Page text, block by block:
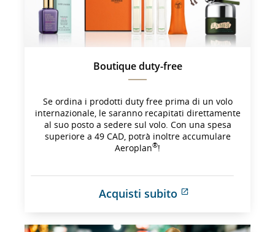
le
linee
guida
lingistiche.
Boutique duty-free
Se ordina i prodotti duty free prima di un volo
internazionale, le saranno recapitati direttamente
al suo posto a sedere sul volo. Con una spesa
superiore a 49 CAD, potrà inoltre accumulare
Aeroplan®!
Acquisti subito